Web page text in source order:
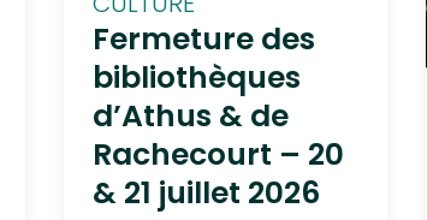
Fermeture des
bibliothèques
d’Athus & de
Rachecourt – 20
& 21 juillet 2026